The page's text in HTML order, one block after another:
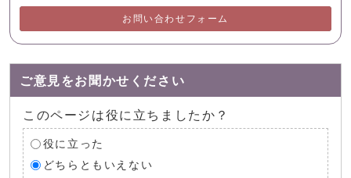
お問い合わせフォーム
ご意見をお聞かせください
このページは役に立ちましたか？
役に立った
どちらともいえない